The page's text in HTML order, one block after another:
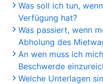
Was soll ich tun,
Verfügung hat?
Was passiert, wenn
Abholung des
An wen muss ich
Beschwerde
Welche Unterlagen